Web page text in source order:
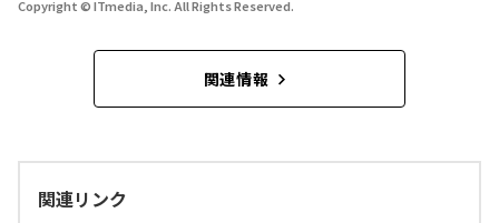
Copyright © ITmedia, Inc. All Rights Reserved.
関連情報
関連リンク